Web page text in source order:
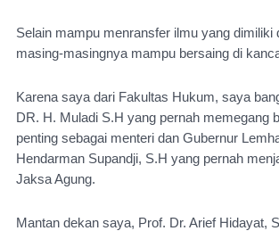
Selain mampu menransfer ilmu yang dimiliki
masing-masingnya mampu bersaing di
Karena saya dari Fakultas Hukum, saya
DR. H. Muladi S.H yang pernah memegang
penting sebagai menteri dan Gubernur
Hendarman Supandji, S.H yang pernah
Jaksa Agung.
Mantan dekan saya, Prof. Dr. Arief Hidayat,